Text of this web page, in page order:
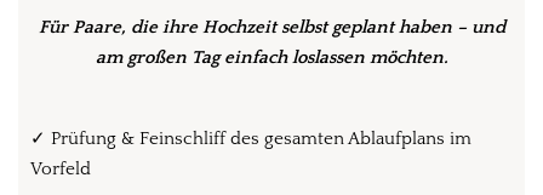
Für Paare, die ihre Hochzeit selbst geplant haben – und
am großen Tag einfach loslassen möchten.
✓ Prüfung & Feinschliff des gesamten Ablaufplans im
Vorfeld